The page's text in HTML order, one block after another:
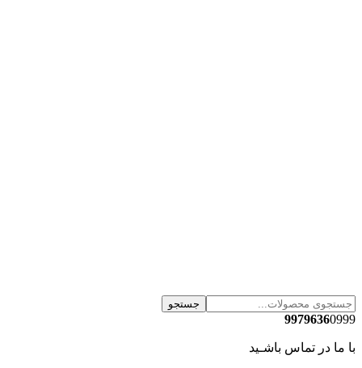
جستجو
99796360999
با ما در تماس باشـید